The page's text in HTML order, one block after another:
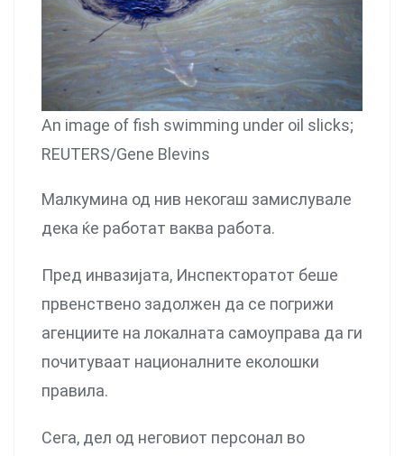
An image of fish swimming under oil slicks;
REUTERS/Gene Blevins
Малкумина од нив некогаш замислувале
дека ќе работат ваква работа.
Пред инвазијата, Инспекторатот беше
првенствено задолжен да се погрижи
агенциите на локалната самоуправа да ги
почитуваат националните еколошки
правила.
Сега, дел од неговиот персонал во